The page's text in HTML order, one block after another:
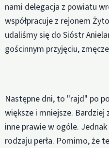
nami delegacja z powiatu
współpracuje z rejonem
udaliśmy się do Sióstr
gościnnym przyjęciu,
Następne dni, to "rajd" po
większe i mniejsze. Bardziej
inne prawie w ogóle.
rodzaju perła. Pomimo, że